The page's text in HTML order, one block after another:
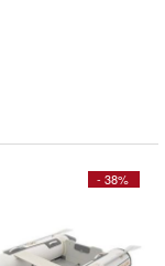
- 38%